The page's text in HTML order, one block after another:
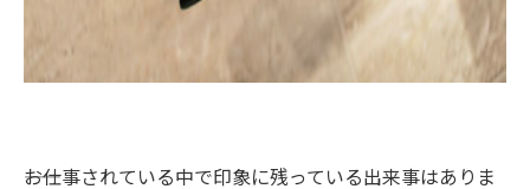
――お仕事されている中で印象に残っている出来事はありま